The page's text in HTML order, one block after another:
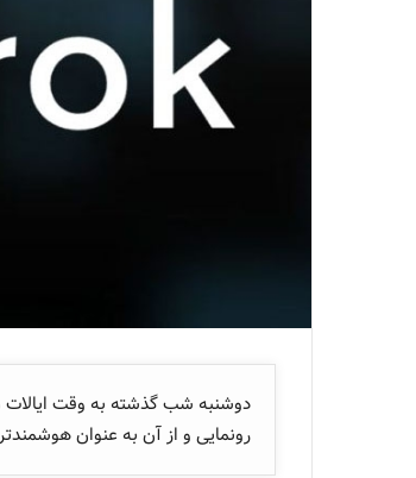
رونمایی و از آن به عنوان